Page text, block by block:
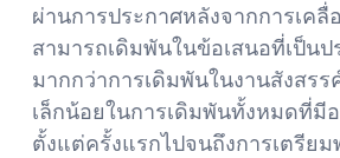
ผ่านการประกาศหลังจากการเค
สามารถเดิมพันในข้อเสนอที่เป็น
มากกว่าการเดิมพันในงานสังสรร
เล็กน้อยในการเดิมพันทั้งหมด
ตั้งแต่ครั้งแรกไปจนถึงการเตรีย